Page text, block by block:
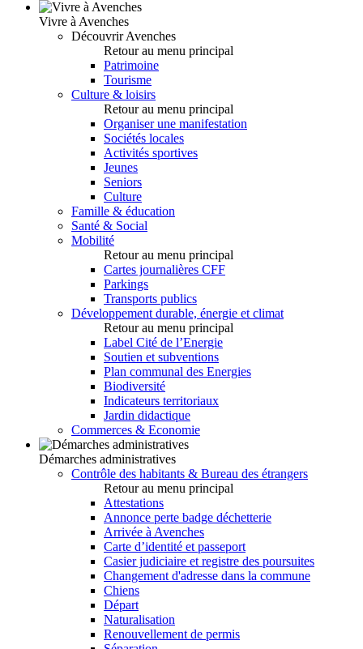
Vivre à Avenches
Découvrir Avenches
Retour au menu principal
Patrimoine
Tourisme
Culture & loisirs
Retour au menu principal
Organiser une manifestation
Sociétés locales
Activités sportives
Jeunes
Seniors
Culture
Famille & éducation
Santé & Social
Mobilité
Retour au menu principal
Cartes journalières CFF
Parkings
Transports publics
Développement durable, énergie et climat
Retour au menu principal
Label Cité de l’Energie
Soutien et subventions
Plan communal des Energies
Biodiversité
Indicateurs territoriaux
Jardin didactique
Commerces & Economie
Démarches administratives
Contrôle des habitants & Bureau des étrangers
Retour au menu principal
Attestations
Annonce perte badge déchetterie
Arrivée à Avenches
Carte d’identité et passeport
Casier judiciaire et registre des poursuites
Changement d'adresse dans la commune
Chiens
Départ
Naturalisation
Renouvellement de permis